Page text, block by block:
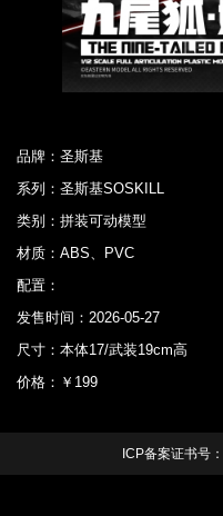
品牌：圣斯基
系列：圣斯基SOSKILL
类别：拼装可动模型
材质：ABS、PVC
配置：
发售时间：2026-05-27
尺寸：本体17/武装19cm高
价格：￥199
ICP备案证书号：